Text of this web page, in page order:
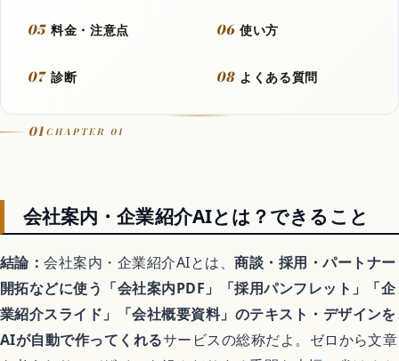
音楽カバー動画
アニメ
05 料金・注意点 06 使い方
07 診断 08 よくある質問
01CHAPTER 01
会社案内・企業紹介AIとは？できること
結論：会社案内・企業紹介AIとは、商談・採用・パートナー
開拓などに使う「会社案内PDF」「採用パンフレット」「企
業紹介スライド」「会社概要資料」のテキスト・デザインを
AIが自動で作ってくれるサービスの総称だよ。ゼロから文章